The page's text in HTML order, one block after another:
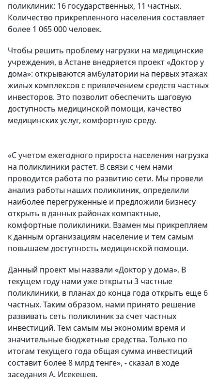
поликлиник: 16 государственных, 11 частных.
Количество прикрепленного населения составляет
более 1 065 000 человек.
Чтобы решить проблему нагрузки на медицинские
учреждения, в Астане внедряется проект «Доктор у
дома»: открываются амбулатории на первых этажах
жилых комплексов с привлечением средств частных
инвесторов. Это позволит обеспечить шаговую
доступность медицинской помощи, качество
медицинских услуг, комфортную среду.
«С учетом ежегодного прироста населения нагрузка
на поликлиники растет. В связи с чем нами
проводится работа по развитию сети. Мы провели
анализ работы наших поликлиник, определили
наиболее перегруженные и предложили бизнесу
открыть в данных районах компактные,
комфортные поликлиники. Взамен мы прикрепляем
к данным организациям население и тем самым
повышаем доступность медицинской помощи.
Данный проект мы назвали «Доктор у дома». В
текущем году нами уже открыты 3 частные
поликлиники, в планах до конца года открыть еще 6
частных. Таким образом, нами принято решение
развивать сеть поликлиник за счет частных
инвестиций. Тем самым мы экономим время и
значительные бюджетные средства. Только по
итогам текущего года общая сумма инвестиций
составит более 8 млрд тенге», - сказал в ходе
заседания А. Исекешев.